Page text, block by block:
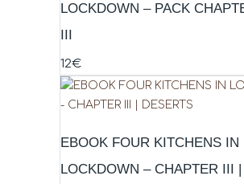
LOCKDOWN – PACK
12€
EBOOK FOUR KITCHENS IN
LOCKDOWN – CHAPTER III |